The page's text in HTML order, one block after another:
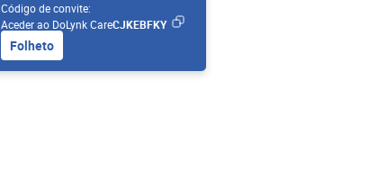
Código de convite:
Aceder ao DoLynk CareCJKEBFKY
Folheto